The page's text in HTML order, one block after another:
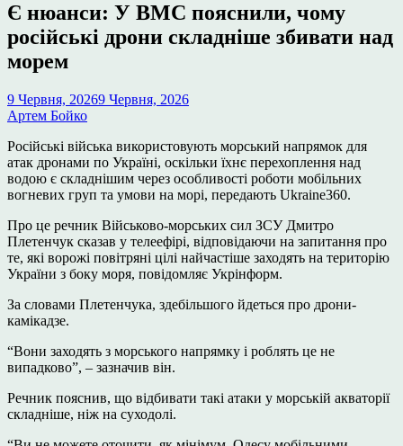
Є нюанси: У ВМС пояснили, чому
російські дрони складніше збивати над
морем
9 Червня, 20269 Червня, 2026
Артем Бойко
Російські війська використовують морський напрямок для
атак дронами по Україні, оскільки їхнє перехоплення над
водою є складнішим через особливості роботи мобільних
вогневих груп та умови на морі, передають Ukraine360.
Про це речник Військово-морських сил ЗСУ Дмитро
Плетенчук сказав у телеефірі, відповідаючи на запитання про
те, які ворожі повітряні цілі найчастіше заходять на територію
України з боку моря, повідомляє Укрінформ.
За словами Плетенчука, здебільшого йдеться про дрони-
камікадзе.
“Вони заходять з морського напрямку і роблять це не
випадково”, – зазначив він.
Речник пояснив, що відбивати такі атаки у морській акваторії
складніше, ніж на суходолі.